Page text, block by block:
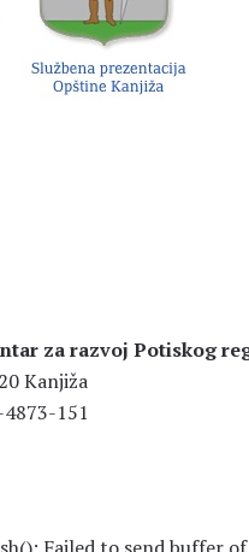
za razvoj Potiskog
Kanjiža
151